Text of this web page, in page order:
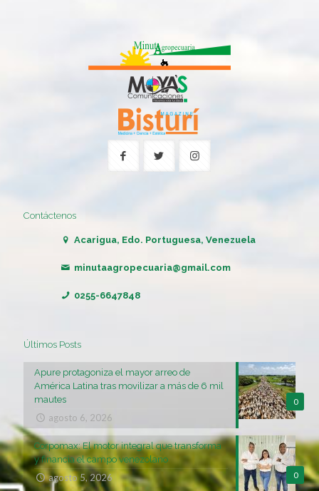
Contáctenos
Acarigua, Edo. Portuguesa, Venezuela
minutaagropecuaria@gmail.com
0255-6647848
Últimos Posts
0
Apure protagoniza el mayor arreo de
América Latina tras movilizar a más de 6 mil
mautes
agosto 6, 2026
0
Corpomax: El motor integral que transforma
y financia el campo venezolano
agosto 5, 2026